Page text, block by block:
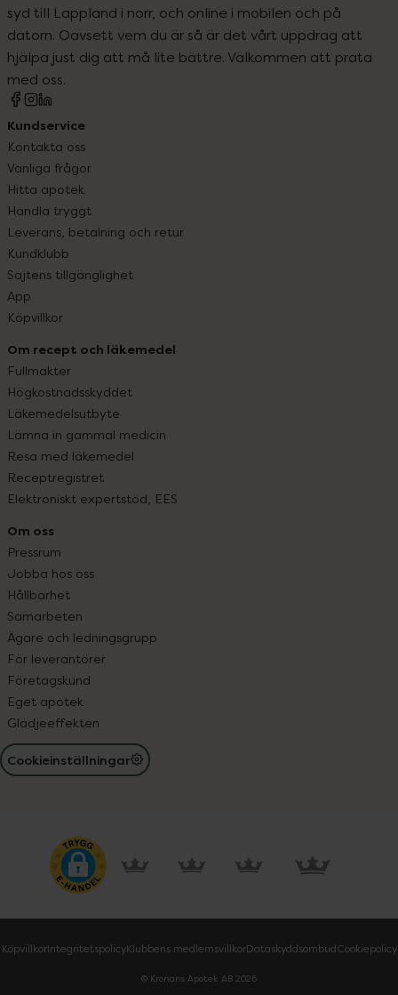
syd till Lappland i norr, och online i mobilen och på
datorn. Oavsett vem du är så är det vårt uppdrag att
hjälpa just dig att må lite bättre. Välkommen att prata
med oss.
Kundservice
Kontakta oss
Vanliga frågor
Hitta apotek
Handla tryggt
Leverans, betalning och retur
Kundklubb
Sajtens tillgänglighet
App
Köpvillkor
Om recept och läkemedel
Fullmakter
Högkostnadsskyddet
Läkemedelsutbyte
Lämna in gammal medicin
Resa med läkemedel
Receptregistret
Elektroniskt expertstöd, EES
Om oss
Pressrum
Jobba hos oss
Hållbarhet
Samarbeten
Ägare och ledningsgrupp
För leverantörer
Företagskund
Eget apotek
Glädjeeffekten
Cookieinställningar
KöpvillkorIntegritetspolicyKlubbens medlemsvillkorDataskyddsombudCookiepolicy
© Kronans Apotek AB 2026